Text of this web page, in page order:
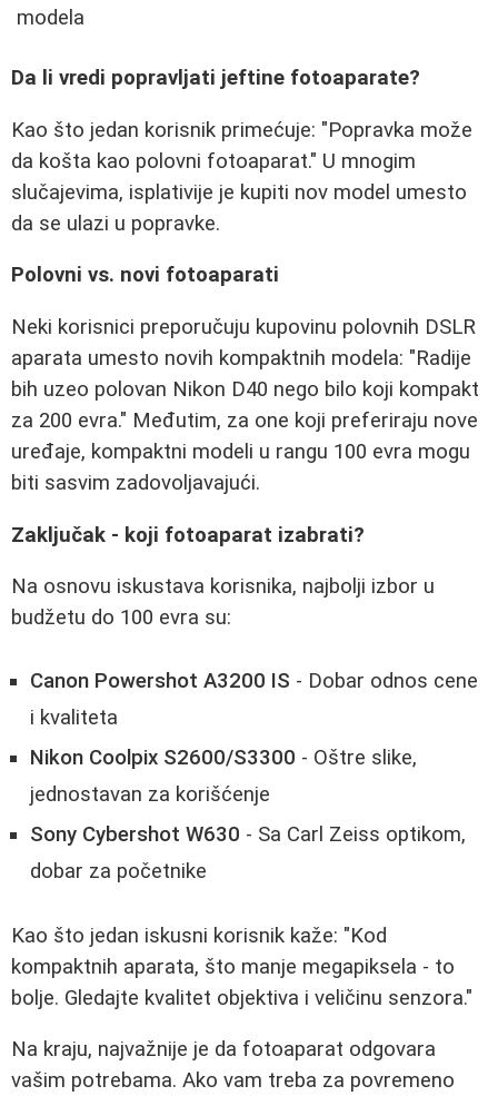
modela
Da li vredi popravljati jeftine fotoaparate?
Kao što jedan korisnik primećuje: "Popravka može
da košta kao polovni fotoaparat." U mnogim
slučajevima, isplativije je kupiti nov model umesto
da se ulazi u popravke.
Polovni vs. novi fotoaparati
Neki korisnici preporučuju kupovinu polovnih DSLR
aparata umesto novih kompaktnih modela: "Radije
bih uzeo polovan Nikon D40 nego bilo koji kompakt
za 200 evra." Međutim, za one koji preferiraju nove
uređaje, kompaktni modeli u rangu 100 evra mogu
biti sasvim zadovoljavajući.
Zaključak - koji fotoaparat izabrati?
Na osnovu iskustava korisnika, najbolji izbor u
budžetu do 100 evra su:
Canon Powershot A3200 IS - Dobar odnos cene
i kvaliteta
Nikon Coolpix S2600/S3300 - Oštre slike,
jednostavan za korišćenje
Sony Cybershot W630 - Sa Carl Zeiss optikom,
dobar za početnike
Kao što jedan iskusni korisnik kaže: "Kod
kompaktnih aparata, što manje megapiksela - to
bolje. Gledajte kvalitet objektiva i veličinu senzora."
Na kraju, najvažnije je da fotoaparat odgovara
vašim potrebama. Ako vam treba za povremeno